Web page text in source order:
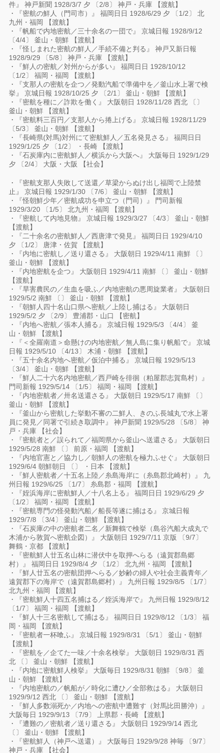
件』 神戸新聞 1928/3/7 夕 〔2/8〕 神戸・兵庫 【渡航】
・『密航の鮮人（門司市）』 福岡日日 1928/6/29 夕 〔1/2〕 北
九州・福岡 【渡航】
・『帆船で内地密航／三十余名の一団で』 京城日報 1928/9/12
〔4/4〕 釜山・朝鮮 【渡航】
・『怪しまれた密航の鮮人／手続不備と判る』 神戸又新日報
1928/9/29 〔5/8〕 神戸・兵庫 【渡航】
・『鮮人の密航／対州からが多い』 福岡日日 1928/10/12
〔1/2〕 福岡・福岡 【渡航】
・『支那人の密航を企つ／発動汽船で準備中を／釜山水上署で検
挙』 京城日報 1928/10/25 夕 〔2/1〕 釜山・朝鮮 【渡航】
・『密航を種に／詐欺を働く』 大阪朝日 1928/11/28 西北 〔〕
釜山・朝鮮 【渡航】
・『密航料三百円／支那人から捲上げる』 京城日報 1928/11/29
〔5/3〕 釜山・朝鮮 【渡航】
・『長崎県(対馬)対州にて密航鮮人／五名発見さる』 福岡日日
1929/1/25 夕 〔1/2〕 ・長崎 【渡航】
・『石炭庫内に密航鮮人／横浜から大阪へ』 大阪毎日 1929/1/29
夕 〔2/4〕 大阪・大阪 【社会】
・『密航支那人失敗して送還／草梁からぬけ出し福岡で上陸禁
止』 京城日報 1929/1/30 〔7/6〕 釜山・朝鮮 【渡航】
・『怪朝鮮少年／密航成功を申立つ（門司）』 門司新報
1929/3/20 〔1/5〕 北九州・福岡 【渡航】
・『密航して内地見物』 京城日報 1929/3/27 〔4/3〕 釜山・朝鮮
【渡航】
・『二十余名の密航鮮人／西唐津で発見』 福岡日日 1929/4/10
夕 〔1/2〕 唐津・佐賀 【渡航】
・『内地に密航し／送り還さる』 大阪朝日 1929/4/11 南鮮 〔〕
釜山・朝鮮 【渡航】
・『内地密航を企つ』 大阪朝日 1929/4/11 南鮮 〔〕 釜山・朝鮮
【渡航】
・『旱害農民の／生血を吸ふ／内地密航の悪周旋業者』 大阪朝日
1929/5/2 南鮮 〔〕 釜山・朝鮮 【渡航】
・『朝鮮人四十名山口県へ密航／上陸し捕はる』 大阪朝日
1929/5/2 夕 〔2/9〕 豊浦郡・山口 【密航】
・『内地へ密航／張本人捕る』 京城日報 1929/5/3 〔4/4〕 釜
山・朝鮮 【渡航】
・『＜全羅南道＞命懸けの内地密航／無人島に集り帆船で』 京城
日報 1929/5/10 〔4/13〕 木浦・朝鮮 【渡航】
・『五十余名内地へ密航／仮泊中捕る』 京城日報 1929/5/13
〔3/4〕 釜山・朝鮮 【渡航】
・『鮮人二十六名内地密航／西戸崎を徘徊（粕屋郡志賀島村）』
門司新報 1929/5/14 〔1/5〕 福岡・福岡 【渡航】
・『内地密航者／卅名送還さる』 大阪朝日 1929/5/17 南鮮 〔〕
釜山・朝鮮 【渡航】
・『釜山から密航した挙動不審の二鮮人、きのふ長城丸で水上署
員に発見／同署で引続き取調中』 神戸新聞 1929/5/28 〔5/8〕 神
戸・兵庫 【社会】
・『密航者と／誤られて／福岡県から釜山へ送還さる』 大阪朝日
1929/5/28 南鮮 〔〕 前原・福岡 【渡航】
・『内地官憲と／協力し／朝鮮人の密航を極力ふせぐ』 大阪朝日
1929/6/4 朝鮮朝日 〔〕 ・日本 【渡航】
・『鮮人密航者／十五名上陸／糸島海岸に（糸島郡北崎村）』 九
州日報 1929/6/25 〔1/7〕 糸島郡・福岡 【渡航】
・『姪浜海岸に密航鮮人／十八名上る』 福岡日日 1929/6/29 夕
〔1/2〕 福岡・福岡 【渡航】
・『密航専門の怪発動汽船／船長等遂に捕はる』 京城日報
1929/7/8 〔3/4〕 釜山・朝鮮 【渡航】
・『石炭庫の中の密航者二名／新舞鶴で検挙（島谷汽船大成丸で
木浦から敦賀へ密航企図）』 大阪朝日 1929/7/11 京版 〔9/7〕
舞鶴・京都 【渡航】
・『密航鮮人廿五名山林に潜伏中を取押へらる（遠賀郡島郷
村）』 福岡日日 1929/8/4 夕 〔1/2〕 北九州・福岡 【渡航】
・『鮮人廿五名の密航団押へらる／妙齢の婦人や社会主義青年／
遠賀郡下の海岸で（遠賀郡島郷村）』 九州日報 1929/8/5 〔1/7〕
北九州・福岡 【渡航】
・『密航鮮人十四五名捕はる／姪浜海岸で』 九州日報 1929/8/12
〔1/7〕 福岡・福岡 【渡航】
・『鮮人十三名密航して捕はる』 福岡日日 1929/8/12 〔1/3〕 福
岡・福岡 【渡航】
・『密航者一杯喰ふ』 京城日報 1929/8/31 〔5/1〕 釜山・朝鮮
【渡航】
・『密航を／企てた一味／十余名検挙』 大阪朝日 1929/8/31 西
北 〔〕 釜山・朝鮮 【渡航】
・『内地に密航鮮人検挙』 大阪毎日 1929/8/31 朝鮮 〔9/8〕 釜
山・朝鮮 【渡航】
・『内地密航の／帆船が／時化に遭ひ／全部救はる』 大阪朝日
1929/9/12 西北 〔〕 釜山・朝鮮 【渡航】
・『鮮人多数溺死か／内地への密航中遭難す（対馬比田勝沖）』
大阪毎日 1929/9/13 〔7/9〕 上県郡・長崎 【渡航】
・『遭難の／密航者／送り還さる』 大阪朝日 1929/9/14 西北
〔〕 釜山・朝鮮 【渡航】
・『密航鮮人（神戸へ送還）』 大阪毎日 1929/9/28 神毎 〔9/7〕
神戸・兵庫 【社会】